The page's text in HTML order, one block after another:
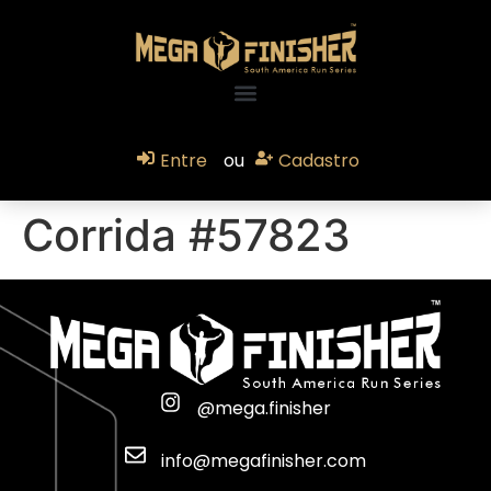
Entre ou Cadastro
Corrida #57823
@mega.finisher
info@megafinisher.com